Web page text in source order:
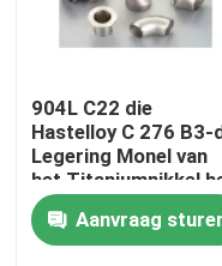
Fabrieksreis
Contacteer ons
Inconel 600
904L C22 die
Hastelloy C 276 B3-
Legering Monel van
het Titaniumnikkel
Naadloze Roestvrije
Koolstofstaal van
Aluminiumkoper
Aanvraag